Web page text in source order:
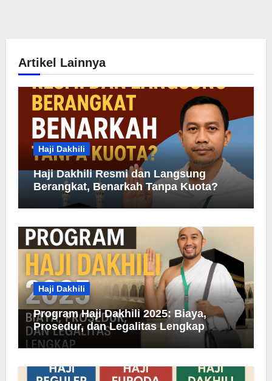
Artikel Lainnya
Haji Dakhili
Haji Dakhili Resmi dan Langsung
Berangkat, Benarkah Tanpa Kuota?
Haji Dakhili
Program Haji Dakhili 2025: Biaya,
Prosedur, dan Legalitas Lengkap